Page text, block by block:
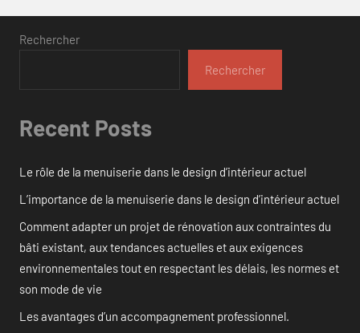
Rechercher
Rechercher
Recent Posts
Le rôle de la menuiserie dans le design d’intérieur actuel
L’importance de la menuiserie dans le design d’intérieur actuel
Comment adapter un projet de rénovation aux contraintes du
bâti existant, aux tendances actuelles et aux exigences
environnementales tout en respectant les délais, les normes et
son mode de vie
Les avantages d’un accompagnement professionnel.